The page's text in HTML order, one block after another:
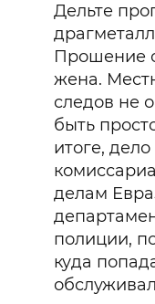
Дельте
Прошение
жена.
следов не
быть
итоге,
делам
полиции,
куда